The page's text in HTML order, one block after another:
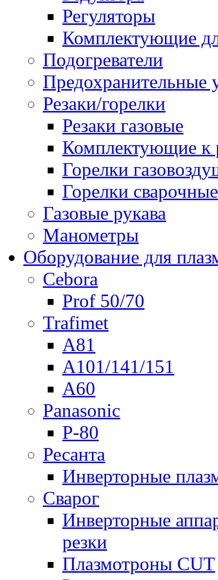
Регуляторы
Комплектующие
Подогреватели
Предохранительные
Резаки/горелки
Резаки газовые
Комплектующие к
Горелки
Горелки сварочные
Газовые рукава
Манометры
Оборудование для
Cebora
Prof 50/70
Trafimet
A81
A101/141/151
A60
Panasonic
P-80
Ресанта
Инверторные
Сварог
Инверторные
резки
Плазмотроны CUT